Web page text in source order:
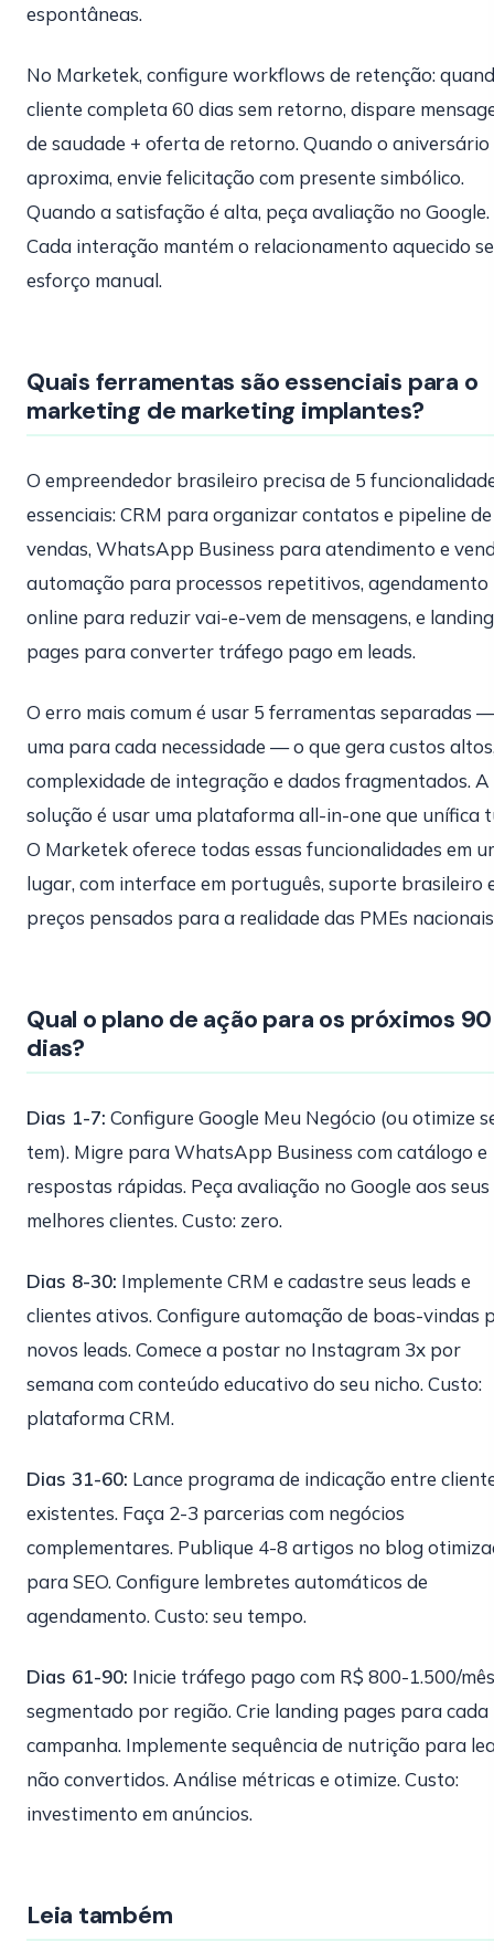
espontâneas.
No Marketek, configure workflows de retenção:
cliente completa 60 dias sem retorno, dispare
de saudade + oferta de retorno. Quando o aniversário
aproxima, envie felicitação com presente simbólico.
Quando a satisfação é alta, peça avaliação no Google.
Cada interação mantém o relacionamento aquecido
esforço manual.
Quais ferramentas são essenciais para o
marketing de marketing implantes?
O empreendedor brasileiro precisa de 5
essenciais: CRM para organizar contatos e pipeline de
vendas, WhatsApp Business para atendimento e
automação para processos repetitivos, agendamento
online para reduzir vai-e-vem de mensagens, e landing
pages para converter tráfego pago em leads.
O erro mais comum é usar 5 ferramentas separadas —
uma para cada necessidade — o que gera custos
complexidade de integração e dados fragmentados. A
solução é usar uma plataforma all-in-one que unífica
O Marketek oferece todas essas funcionalidades em
lugar, com interface em português, suporte brasileiro
preços pensados para a realidade das PMEs
Qual o plano de ação para os próximos 90
dias?
Dias 1-7: Configure Google Meu Negócio (ou otimize
tem). Migre para WhatsApp Business com catálogo e
respostas rápidas. Peça avaliação no Google aos seus
melhores clientes. Custo: zero.
Dias 8-30: Implemente CRM e cadastre seus leads e
clientes ativos. Configure automação de boas-vindas
novos leads. Comece a postar no Instagram 3x por
semana com conteúdo educativo do seu nicho. Custo:
plataforma CRM.
Dias 31-60: Lance programa de indicação entre
existentes. Faça 2-3 parcerias com negócios
complementares. Publique 4-8 artigos no blog
para SEO. Configure lembretes automáticos de
agendamento. Custo: seu tempo.
Dias 61-90: Inicie tráfego pago com R$ 800-1.500/mês
segmentado por região. Crie landing pages para cada
campanha. Implemente sequência de nutrição para
não convertidos. Análise métricas e otimize. Custo:
investimento em anúncios.
Leia também